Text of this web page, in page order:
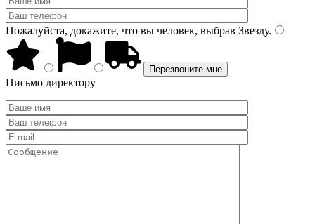
Пожалуйста, докажите, что вы человек, выбрав Звезду.
Письмо директору